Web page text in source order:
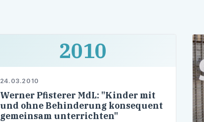
2010
24.03.2010
Werner Pfisterer MdL: "Kinder mit
und ohne Behinderung konsequent
gemeinsam unterrichten"